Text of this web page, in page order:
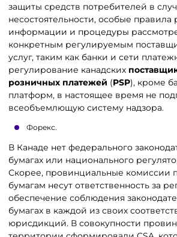
защиты средств потребителей в
несостоятельности, особые правила
информации и процедуры
конкретным регулируемым
услуг, таким как банки и сети
регулирование канадских
розничных платежей (PSP), кроме
платформ, в настоящее время не
всеобъемлющую систему надзора.
Форекс.
В Канаде нет федерального
бумагах или национального
Скорее, провинциальные комиссии
бумагам несут ответственность за
обеспечение соблюдения
бумагах в каждой из своих
юрисдикций. В совокупности